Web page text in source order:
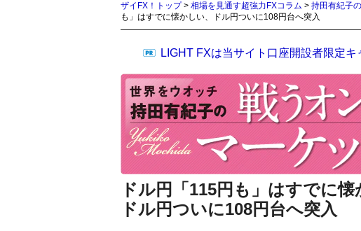
ザイFX！トップ> 相場を見通す超強力FXコラム > 持田有紀子
も」はすでに懐かしい、ドル円ついに108円台へ突入
LIGHT FXは当サイト口座開設者限定
ドル円「115円も」はすでに懐
ドル円ついに108円台へ突入